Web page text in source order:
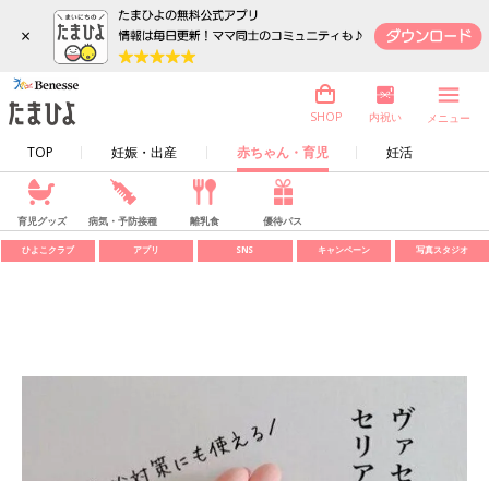
×
TOP 妊娠・出産 赤ちゃん・育児 妊活
SHOP 内祝い メニュー
育児グッズ 病気・予防接種 離乳食 優待パス
ひよこクラブ アプリ SNS キャンペーン 写真スタジオ